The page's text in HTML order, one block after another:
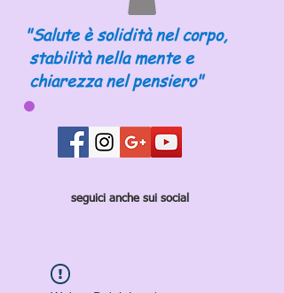
"Salute è solidità nel corpo,
stabilità nella mente e
chiarezza nel pensiero"
seguici anche sui social